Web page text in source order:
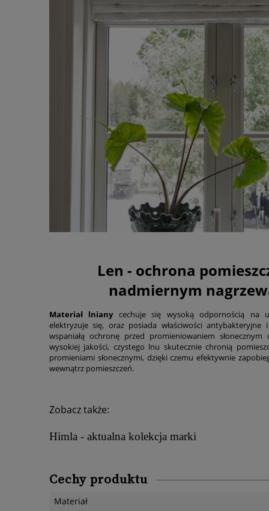
Len - ochrona
nadmiernym
Materiał lnianycechuje się wysoką odpornością na
elektryzuje się, oraz posiada właściwości antybakteryjne
wspaniałą ochronę przed promieniowaniem słonecznym
wysokiej jakości, czystego lnu skutecznie chronią
promieniami słonecznymi, dzięki czemu efektywnie
wewnątrz pomieszczeń.
Zobacz także:
Himla - aktualna kolekcja marki
Cechy produktu
Materiał